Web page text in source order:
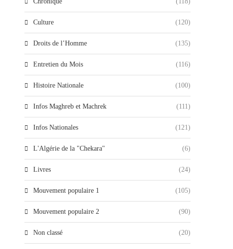
Culture (120)
Droits de l’Homme (135)
Entretien du Mois (116)
Histoire Nationale (100)
Infos Maghreb et Machrek (111)
Infos Nationales (121)
L'Algérie de la "Chekara" (6)
Livres (24)
Mouvement populaire 1 (105)
Mouvement populaire 2 (90)
Non classé (20)